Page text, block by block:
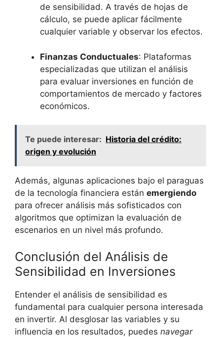
de sensibilidad. ‌A través de hojas de
cálculo, se puede aplicar fácilmente‌
cualquier variable y observar los efectos.
Finanzas Conductuales: Plataformas
especializadas que utilizan el análisis
para evaluar inversiones en función de
comportamientos de mercado y factores
económicos.
Te puede interesar: Historia del crédito:
origen y evolución
Además, ⁢algunas aplicaciones bajo ⁤el paraguas
de la tecnología financiera están emergiendo
para⁤ ofrecer análisis ​más sofisticados con
algoritmos que optimizan⁣ la evaluación de​
escenarios en un ⁢nivel más profundo.
Conclusión del Análisis de
Sensibilidad en Inversiones
Entender ⁣el análisis de sensibilidad es
fundamental⁤ para cualquier persona interesada​
en invertir. Al desglosar las variables y⁢ su
influencia en los resultados, puedes navegar​